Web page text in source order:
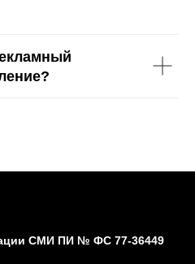
СМИ ПИ № ФС 77-36449